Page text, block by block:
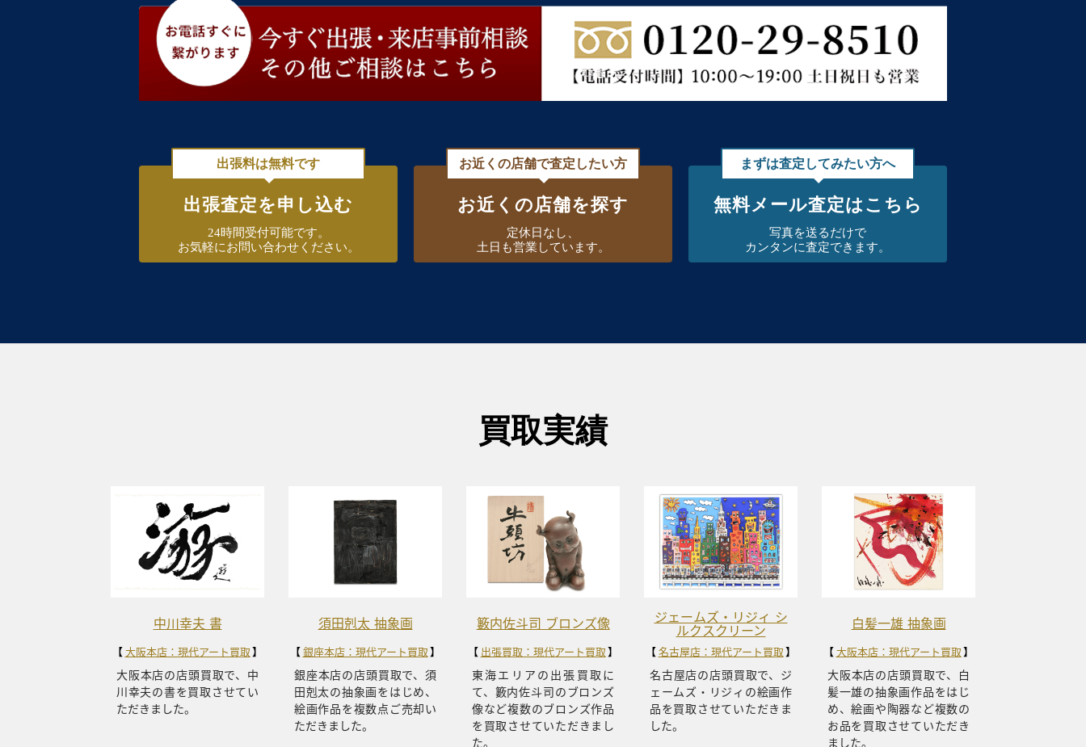
出張料は無料です
出張査定を申し込む
24時間受付可能です。
お気軽にお問い合わせください。
お近くの店舗で査定したい方
お近くの店舗を探す
定休日なし、
土日も営業しています。
まずは査定してみたい方へ
無料メール査定はこちら
写真を送るだけで
カンタンに査定できます。
買取実績
中川幸夫 書
大阪本店：現代アート買取
大阪本店の店頭買取で、中
川幸夫の書を買取させてい
ただきました。
須田剋太 抽象画
銀座本店：現代アート買取
銀座本店の店頭買取で、須
田剋太の抽象画をはじめ、
絵画作品を複数点ご売却い
ただきました。
籔内佐斗司 ブロンズ像
出張買取：現代アート買取
東海エリアの出張買取に
て、籔内佐斗司のブロンズ
像など複数のブロンズ作品
を買取させていただきまし
た。
ジェームズ・リジィ シ
ルクスクリーン
名古屋店：現代アート買取
名古屋店の店頭買取で、ジ
ェームズ・リジィの絵画作
品を買取させていただきま
した。
白髪一雄 抽象画
大阪本店：現代アート買取
大阪本店の店頭買取で、白
髪一雄の抽象画作品をはじ
め、絵画や陶器など複数の
お品を買取させていただき
ました。